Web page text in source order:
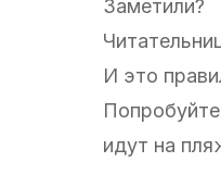
Заметили?
И это
идут на